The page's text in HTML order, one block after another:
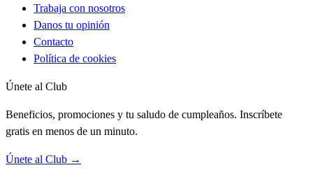
Trabaja con nosotros
Danos tu opinión
Contacto
Política de cookies
Únete al Club
Beneficios, promociones y tu saludo de cumpleaños. Inscríbete
gratis en menos de un minuto.
Únete al Club →